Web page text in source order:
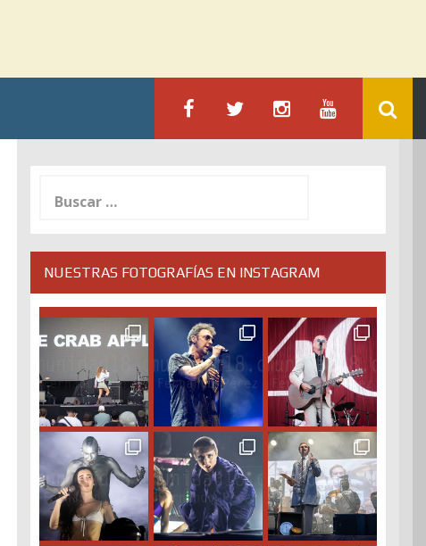
NUESTRAS FOTOGRAFÍAS EN INSTAGRAM